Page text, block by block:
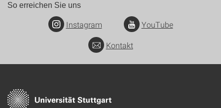
So erreichen Sie uns
Instagram
YouTube
Kontakt